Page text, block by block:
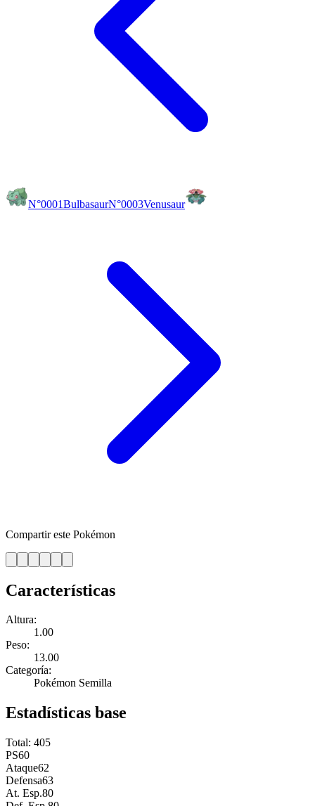
N°0001BulbasaurN°0003Venusaur
Compartir este Pokémon
Características
Altura:
1.00
Peso:
13.00
Categoría:
Pokémon Semilla
Estadísticas base
Total: 405
PS60
Ataque62
Defensa63
At. Esp.80